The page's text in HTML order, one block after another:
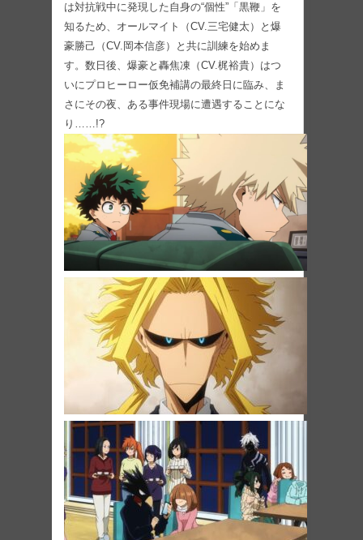
は対抗戦中に発現した自身の“個性”「黒鞭」を
知るため、オールマイト（CV.三宅健太）と爆
豪勝己（CV.岡本信彦）と共に訓練を始めま
す。数日後、爆豪と轟焦凍（CV.梶裕貴）はつ
いにプロヒーロー仮免補講の最終日に臨み、ま
さにその夜、ある事件現場に遭遇することにな
り……!?